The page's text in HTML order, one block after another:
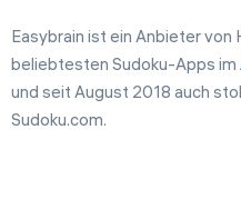
Easybrain ist ein Anbieter
beliebtesten Sudoku-Apps im
und seit August 2018 auch
Sudoku.com.